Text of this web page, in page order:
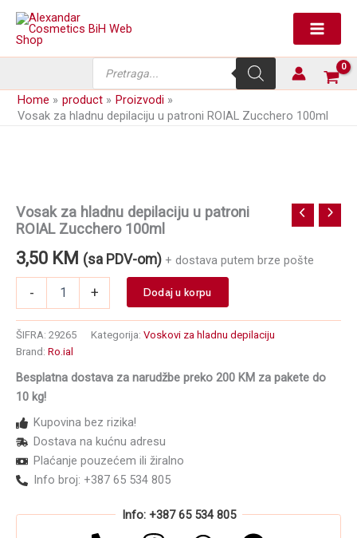
Skip
content
search
Home product
Proizvodi
Vosak za hladnu depilaciju u patroni ROIAL Zucchero 100ml
Vosak za hladnu depilaciju u patroni
ROIAL Zucchero 100ml
3,50 KM (sa PDV-om) + dostava putem brze pošte
-
depilaciju
u
ROIAL
Zucchero
količina
+ Dodaj u korpu
ŠIFRA: 29265 Kategorija: Voskovi za hladnu depilaciju
Brand: Ro.ial
Besplatna dostava za narudžbe preko 200 KM za pakete do
10 kg!
Kupovina bez rizika!
Dostava na kućnu adresu
Plaćanje pouzećem ili žiralno
Info broj: +387 65 534 805
Info: +387 65 534 805
depilaciju
patroni
100ml
količina